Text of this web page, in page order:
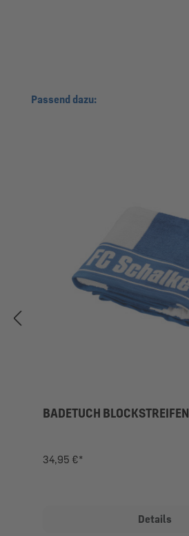
Produktgalerie überspringen
Passend dazu:
BADETUCH BLOCKSTREIFEN
34,95 €*
Details